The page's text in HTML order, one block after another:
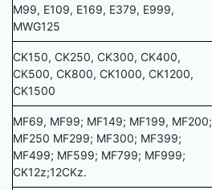
M99, E109, E169, E379, E999,
MWG125
CK150, CK250, CK300, CK400,
CK500, CK800, CK1000, CK1200,
CK1500
MF69, MF99; MF149; MF199, MF200;
MF250 MF299; MF300; MF399;
MF499; MF599; MF799; MF999;
CK12z;12CKz.